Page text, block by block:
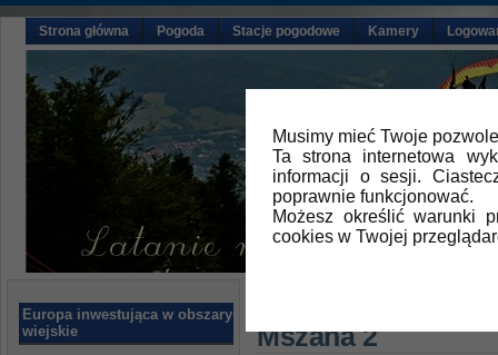
Musimy mieć Twoje
Ta strona internetowa
informacji o sesji.
poprawnie funkcjonować.
Możesz określić warunki
cookies w Twojej
Strona główna Pogoda Stacje pogodowe Kamery
Europa inwestująca w obszary
wiejskie
Mszana 2